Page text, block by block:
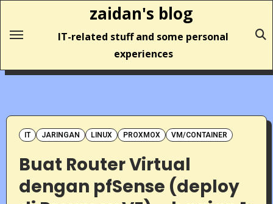
content
zaidan's blog
IT-related stuff and some personal
experiences
IT JARINGAN LINUX PROXMOX VM/CONTAINER
Buat Router Virtual
dengan pfSense (deploy